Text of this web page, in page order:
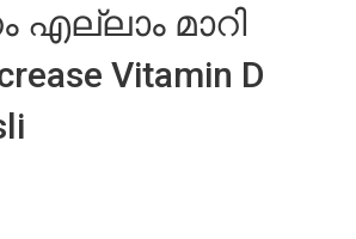
എല്ലാം മാറി
Vitamin D